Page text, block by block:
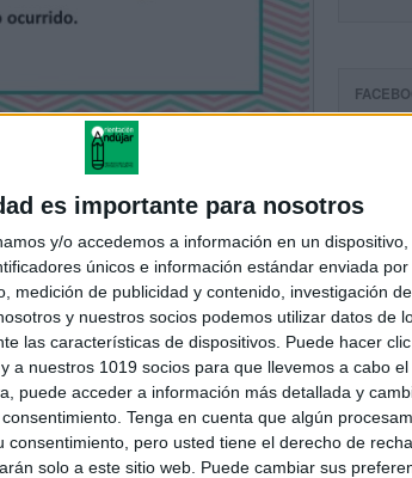
es importante para nosotros
y/o accedemos a información en un
únicos e información estándar enviada
medición de publicidad y contenido, investigación
y nuestros socios podemos utilizar datos de
las características de dispositivos. Puede hacer
a nuestros 1019 socios para que llevemos a cabo
puede acceder a información más detallada y
Tenga en cuenta que algún
pero usted tiene el derecho de
solo a este sitio web. Puede cambiar sus